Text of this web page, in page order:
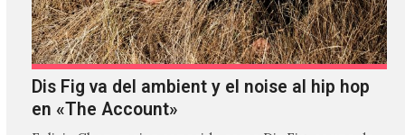
Dis Fig va del ambient y el noise al hip hop
en «The Account»